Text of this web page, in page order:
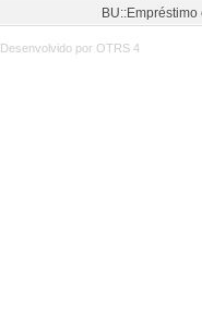
Desenvolvido por OTRS 4